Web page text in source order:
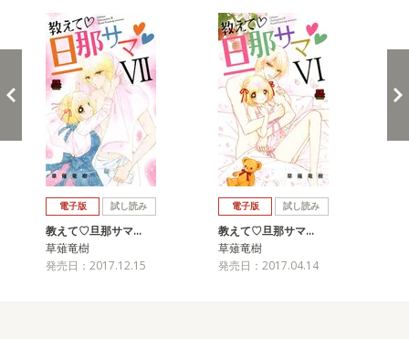
電子版 試し読み
教えて♡旦那サマ…
草薙竜樹
発売日：2017.12.15
電子版 試し読み
教えて♡旦那サマ…
草薙竜樹
発売日：2017.04.14